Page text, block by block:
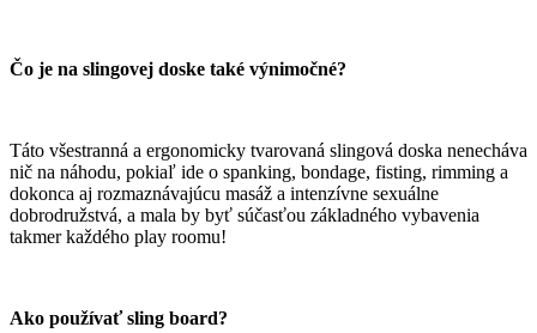
Čo je na slingovej doske také výnimočné?
Táto všestranná a ergonomicky tvarovaná slingová doska nenecháva
nič na náhodu, pokiaľ ide o spanking, bondage, fisting, rimming a
dokonca aj rozmaznávajúcu masáž a intenzívne sexuálne
dobrodružstvá, a mala by byť súčasťou základného vybavenia
takmer každého play roomu!
Ako používať sling board?